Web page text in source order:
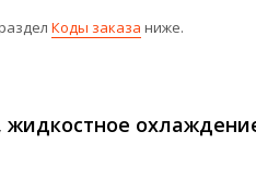
Коды заказа ниже.
жидкостное